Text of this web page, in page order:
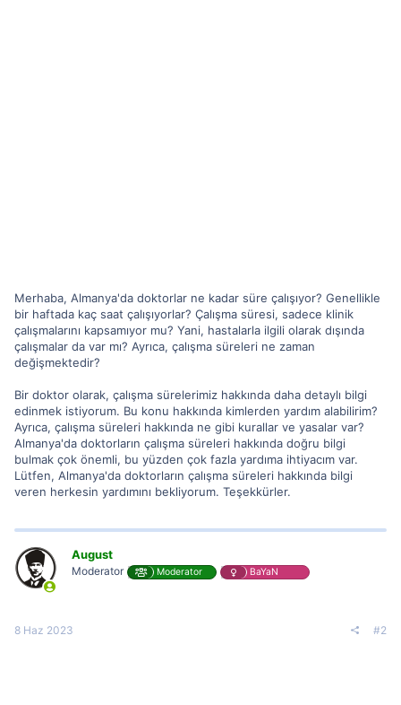
Merhaba, Almanya'da doktorlar ne kadar süre çalışıyor? Genellikle
bir haftada kaç saat çalışıyorlar? Çalışma süresi, sadece klinik
çalışmalarını kapsamıyor mu? Yani, hastalarla ilgili olarak dışında
çalışmalar da var mı? Ayrıca, çalışma süreleri ne zaman
değişmektedir?
Bir doktor olarak, çalışma sürelerimiz hakkında daha detaylı bilgi
edinmek istiyorum. Bu konu hakkında kimlerden yardım alabilirim?
Ayrıca, çalışma süreleri hakkında ne gibi kurallar ve yasalar var?
Almanya'da doktorların çalışma süreleri hakkında doğru bilgi
bulmak çok önemli, bu yüzden çok fazla yardıma ihtiyacım var.
Lütfen, Almanya'da doktorların çalışma süreleri hakkında bilgi
veren herkesin yardımını bekliyorum. Teşekkürler.
August
Moderator Moderator BaYaN
8 Haz 2023 #2